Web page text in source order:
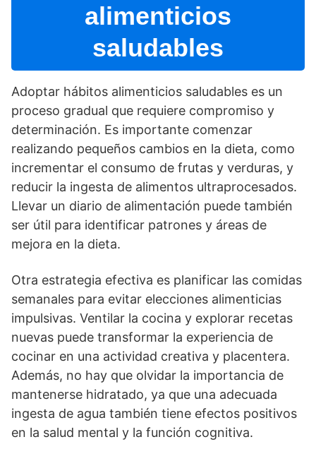
alimenticios
saludables
Adoptar hábitos alimenticios saludables es un
proceso gradual que requiere compromiso y
determinación. Es importante comenzar
realizando pequeños cambios en la dieta, como
incrementar el consumo de frutas y verduras, y
reducir la ingesta de alimentos ultraprocesados.
Llevar un diario de alimentación puede también
ser útil para identificar patrones y áreas de
mejora en la dieta.
Otra estrategia efectiva es planificar las comidas
semanales para evitar elecciones alimenticias
impulsivas. Ventilar la cocina y explorar recetas
nuevas puede transformar la experiencia de
cocinar en una actividad creativa y placentera.
Además, no hay que olvidar la importancia de
mantenerse hidratado, ya que una adecuada
ingesta de agua también tiene efectos positivos
en la salud mental y la función cognitiva.